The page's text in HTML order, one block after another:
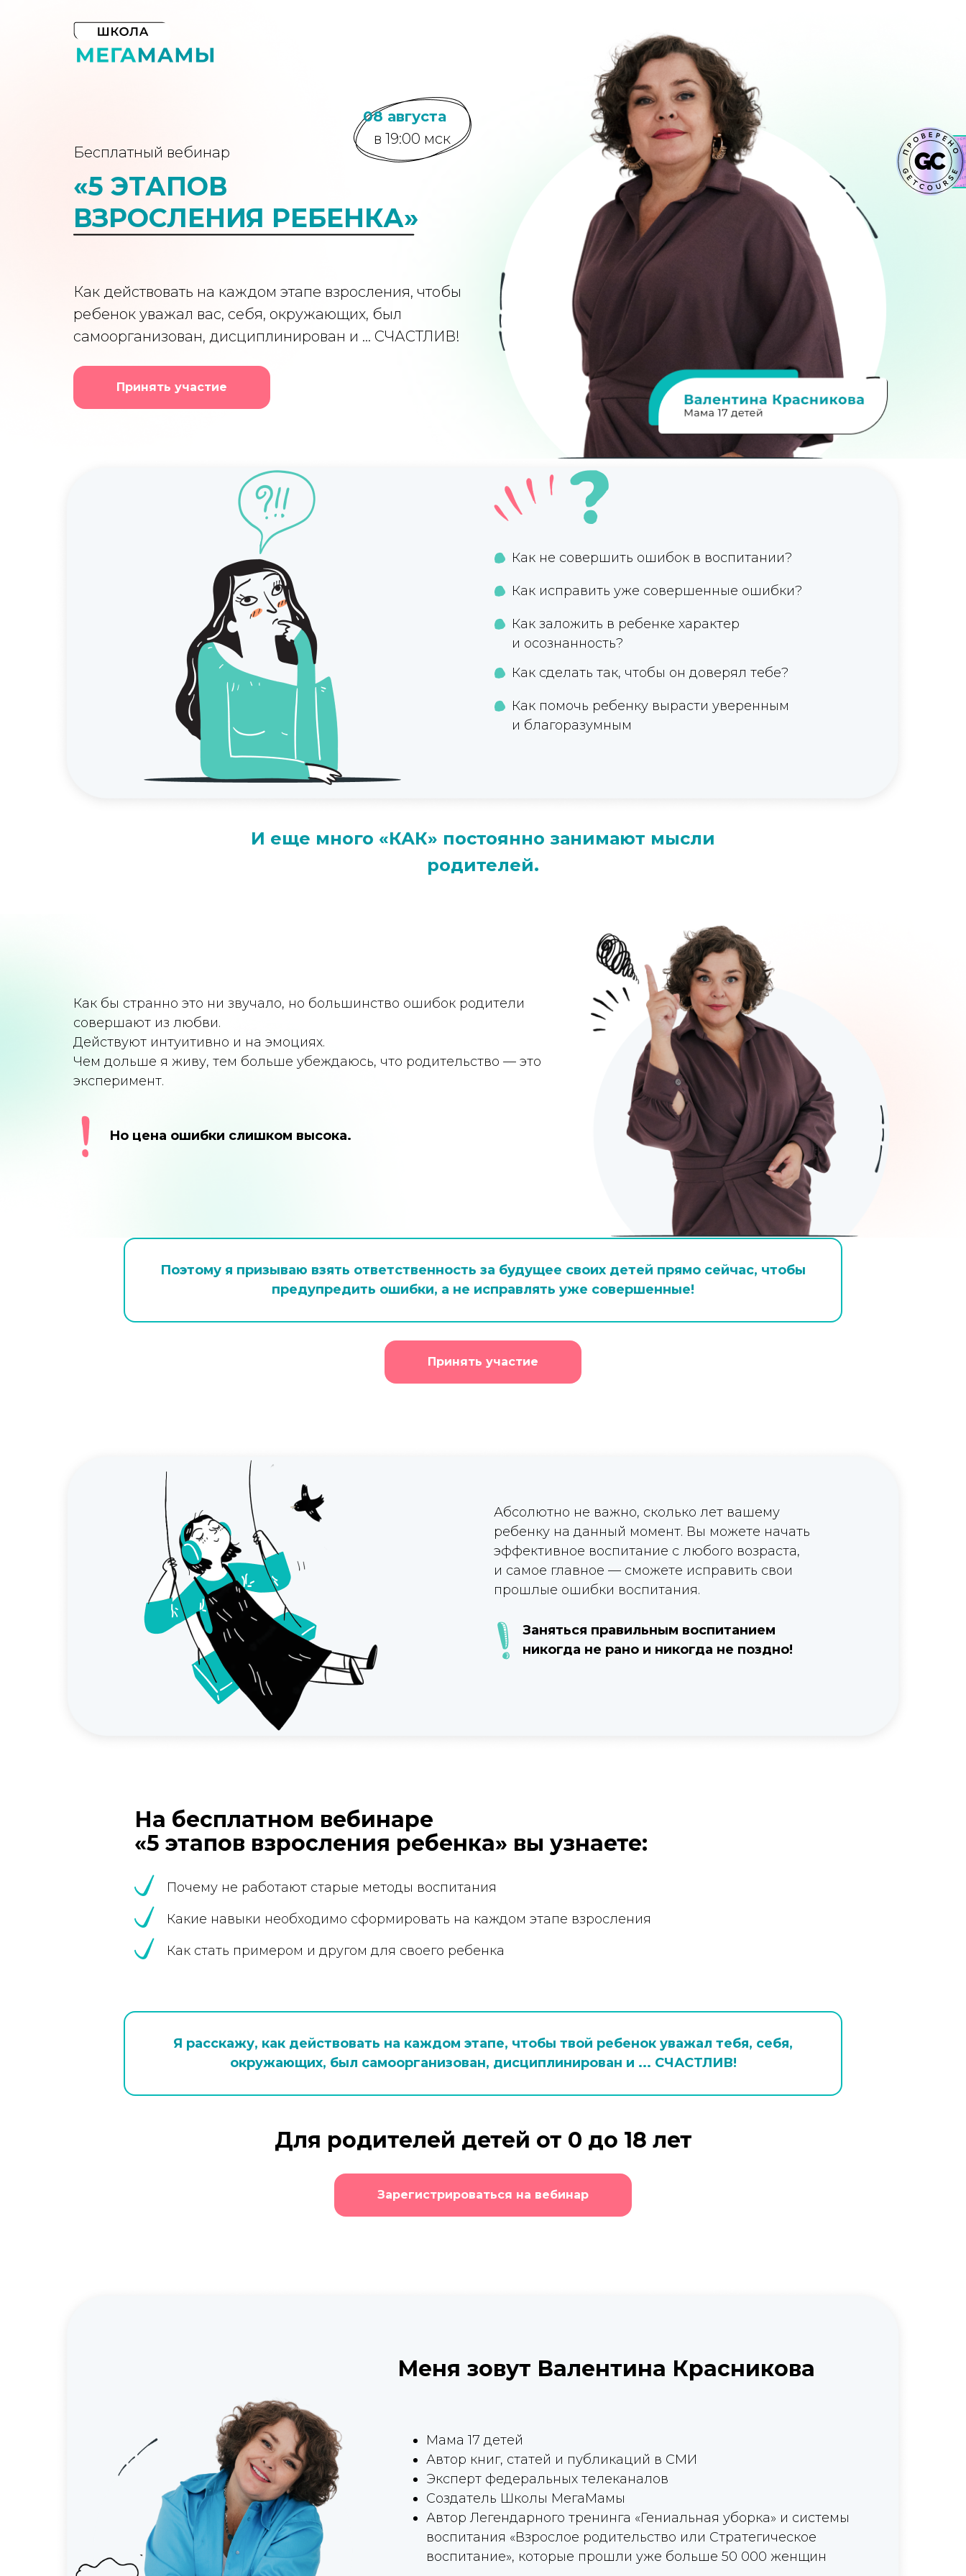
08 августа
в 19:00 мск
Бесплатный вебинар
Бесплатный вебинар
Бесплатный вебинар
Бесплатный вебинар
Бесплатный вебинар
Бесплатный вебинар
«5 ЭТАПОВ
ВЗРОСЛЕНИЯ РЕБЕНКА»
Как действовать на каждом этапе взросления, чтобы
ребенок уважал вас, себя, окружающих, был
самоорганизован, дисциплинирован и ... СЧАСТЛИВ!
Принять участие
Как не совершить ошибок в воспитании?
Как исправить уже совершенные ошибки?
Как заложить в ребенке характер
и осознанность?
Как сделать так, чтобы он доверял тебе?
Как помочь ребенку вырасти уверенным
и благоразумным
И еще много «КАК» постоянно занимают мысли
родителей.
Как бы странно это ни звучало, но большинство ошибок родители
совершают из любви.
Действуют интуитивно и на эмоциях.
Чем дольше я живу, тем больше убеждаюсь, что родительство — это
эксперимент.
Но цена ошибки слишком высока.
Поэтому я призываю взять ответственность за будущее своих детей прямо сейчас, чтобы
предупредить ошибки, а не исправлять уже совершенные!
Принять участие
Абсолютно не важно, сколько лет вашему
ребенку на данный момент. Вы можете начать
эффективное воспитание с любого возраста,
и самое главное — сможете исправить свои
прошлые ошибки воспитания.
Заняться правильным воспитанием
никогда не рано и никогда не поздно!
На бесплатном вебинаре
«5 этапов взросления ребенка» вы узнаете:
Почему не работают старые методы воспитания
Какие навыки необходимо сформировать на каждом этапе взросления
Как стать примером и другом для своего ребенка
Я расскажу, как действовать на каждом этапе, чтобы твой ребенок уважал тебя, себя,
окружающих, был самоорганизован, дисциплинирован и ... СЧАСТЛИВ!
Для родителей детей от 0 до 18 лет
Зарегистрироваться на вебинар
Меня зовут Валентина Красникова
Мама 17 детей
Автор книг, статей и публикаций в СМИ
Эксперт федеральных телеканалов
Создатель Школы МегаМамы
Автор Легендарного тренинга «Гениальная уборка» и системы
воспитания «Взрослое родительство или Стратегическое
воспитание», которые прошли уже больше 50 000 женщин